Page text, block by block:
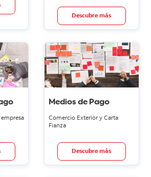
Descubre más
Medios de Pago
Comercio Exterior y Carta
Fianza
Descubre más